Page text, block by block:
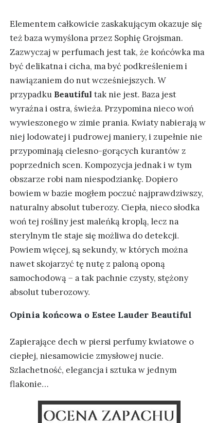
Elementem całkowicie zaskakującym okazuje się
też baza wymyślona przez Sophię Grojsman.
Zazwyczaj w perfumach jest tak, że końcówka ma
być delikatna i cicha, ma być podkreśleniem i
nawiązaniem do nut wcześniejszych. W
przypadku Beautiful tak nie jest. Baza jest
wyraźna i ostra, świeża. Przypomina nieco woń
wywieszonego w zimie prania. Kwiaty nabierają w
niej lodowatej i pudrowej maniery, i zupełnie nie
przypominają cielesno-gorących kurantów z
poprzednich scen. Kompozycja jednak i w tym
obszarze robi nam niespodziankę. Dopiero
bowiem w bazie mogłem poczuć najprawdziwszy,
naturalny absolut tuberozy. Ciepła, nieco słodka
woń tej rośliny jest maleńką kroplą, lecz na
sterylnym tle staje się możliwa do detekcji.
Powiem więcej, są sekundy, w których można
nawet skojarzyć tę nutę z paloną oponą
samochodową – a tak pachnie czysty, stężony
absolut tuberozowy.
Opinia końcowa o Estee Lauder Beautiful
Zapierające dech w piersi perfumy kwiatowe o
ciepłej, niesamowicie zmysłowej nucie.
Szlachetność, elegancja i sztuka w jednym
flakonie…